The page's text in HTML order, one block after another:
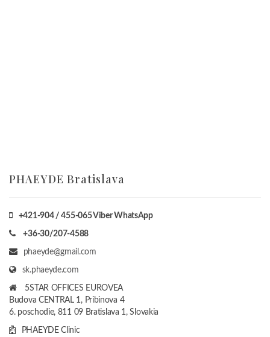
PHAEYDE Bratislava
+421-904 / 455-065 Viber WhatsApp
+36-30/207-4588
phaeyde@gmail.com
sk.phaeyde.com
5STAR OFFICES EUROVEA
Budova CENTRAL 1, Pribinova 4
6. poschodie, 811 09 Bratislava 1, Slovakia
PHAEYDE Clinic